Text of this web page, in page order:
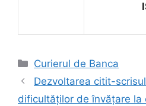
Categorii
Curierul de Banca
Dezvoltarea citit-
dificultăţilor de învăţare la